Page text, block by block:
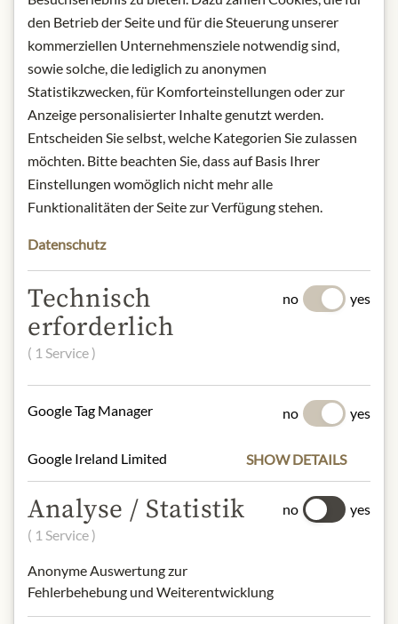
Storage: store in a cool and dry place,
away from light.
Contact: Doumak, The American
Marshmallow Company, 1004
Fairway Dr., Bensenville, IL, 60106-
1317, USA/
customerservice@doumak.com
* Wir bitten um Verständnis, dass das
abweichen kann.
SLOŽENÍ A ALERGENY
Glucose syrup, sugar, corn starch,
gelatin, water, stabilizer: E450,
flavors.
Gelatine
100g contain on average:
Calories (energy):1377 kJ/ 324 kcal
Fat:0,00 g
- of which saturates:
- of which sugar:65,0 g
Dietary Fiber:0,0 g
Protein:2,0 g
den Betrieb der Seite und für die Steuerung unserer
kommerziellen Unternehmensziele notwendig sind,
sowie solche, die lediglich zu anonymen
Statistikzwecken, für Komforteinstellungen oder zur
Anzeige personalisierter Inhalte genutzt werden.
Entscheiden Sie selbst, welche Kategorien Sie zulassen
möchten. Bitte beachten Sie, dass auf Basis Ihrer
Einstellungen womöglich nicht mehr alle
Funktionalitäten der Seite zur Verfügung stehen.
Datenschutz
Technisch
erforderlich
( 1 Service )
no yes
Google Tag Manager no yes
Google Ireland Limited SHOW DETAILS
Analyse / Statistik
( 1 Service )
Anonyme Auswertung zur
Fehlerbehebung und Weiterentwicklung
no yes